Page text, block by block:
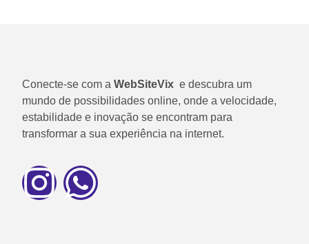
Conecte-se com a WebSiteVix e descubra um
mundo de possibilidades online, onde a velocidade,
estabilidade e inovação se encontram para
transformar a sua experiência na internet.